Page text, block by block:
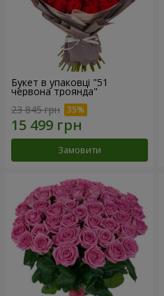
Букет в упаковці "51
червона троянда"
23 845 грн
Замовити